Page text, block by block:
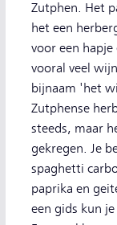
Zutphen. Het
het een
voor een
vooral veel
bijnaam 'het
Zutphense
steeds, maar
gekregen. Je
spaghetti
paprika en
een gids kun